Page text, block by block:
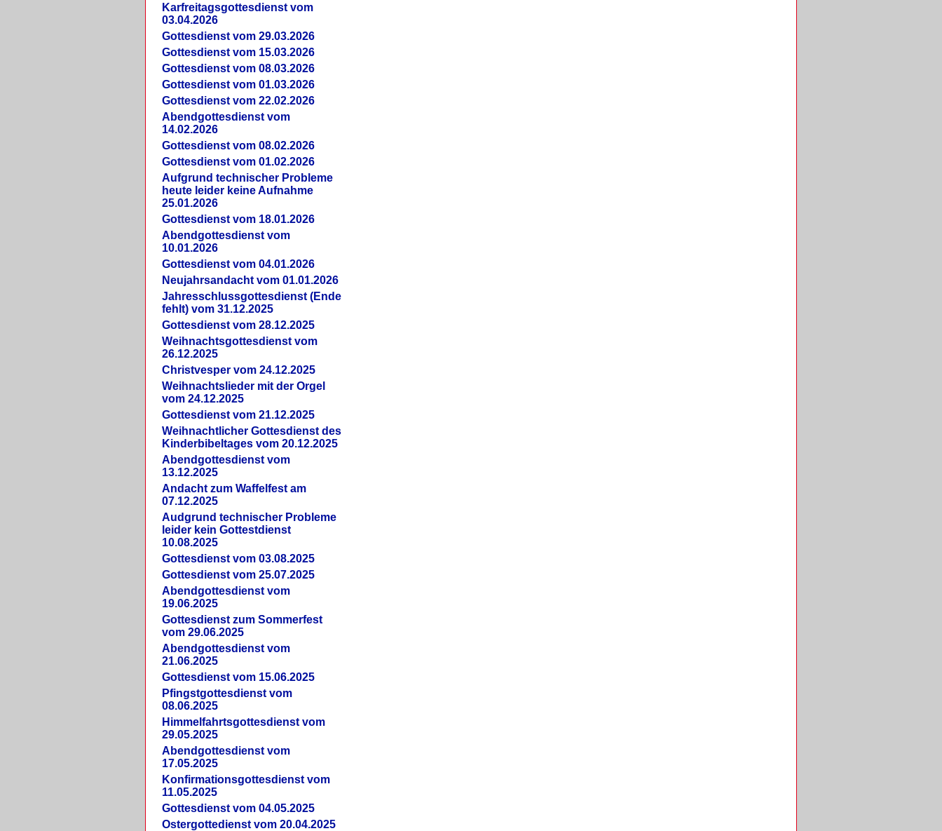
Karfreitagsgottesdienst vom
03.04.2026
Gottesdienst vom 29.03.2026
Gottesdienst vom 15.03.2026
Gottesdienst vom 08.03.2026
Gottesdienst vom 01.03.2026
Gottesdienst vom 22.02.2026
Abendgottesdienst vom
14.02.2026
Gottesdienst vom 08.02.2026
Gottesdienst vom 01.02.2026
Aufgrund technischer Probleme
heute leider keine Aufnahme
25.01.2026
Gottesdienst vom 18.01.2026
Abendgottesdienst vom
10.01.2026
Gottesdienst vom 04.01.2026
Neujahrsandacht vom 01.01.2026
Jahresschlussgottesdienst (Ende
fehlt) vom 31.12.2025
Gottesdienst vom 28.12.2025
Weihnachtsgottesdienst vom
26.12.2025
Christvesper vom 24.12.2025
Weihnachtslieder mit der Orgel
vom 24.12.2025
Gottesdienst vom 21.12.2025
Weihnachtlicher Gottesdienst des
Kinderbibeltages vom 20.12.2025
Abendgottesdienst vom
13.12.2025
Andacht zum Waffelfest am
07.12.2025
Audgrund technischer Probleme
leider kein Gottestdienst
10.08.2025
Gottesdienst vom 03.08.2025
Gottesdienst vom 25.07.2025
Abendgottesdienst vom
19.06.2025
Gottesdienst zum Sommerfest
vom 29.06.2025
Abendgottesdienst vom
21.06.2025
Gottesdienst vom 15.06.2025
Pfingstgottesdienst vom
08.06.2025
Himmelfahrtsgottesdienst vom
29.05.2025
Abendgottesdienst vom
17.05.2025
Konfirmationsgottesdienst vom
11.05.2025
Gottesdienst vom 04.05.2025
Ostergottedienst vom 20.04.2025